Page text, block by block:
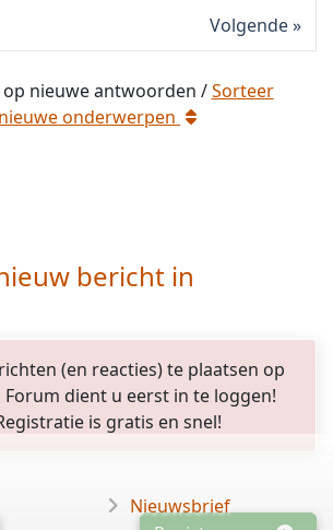
Volgende
nieuweantwoorden /Sorteer
nieuweonderwerpen
bericht in
(en reacties) te plaatsen op
dient u eerst in te loggen!
is gratis en snel!
Nieuwsbrief